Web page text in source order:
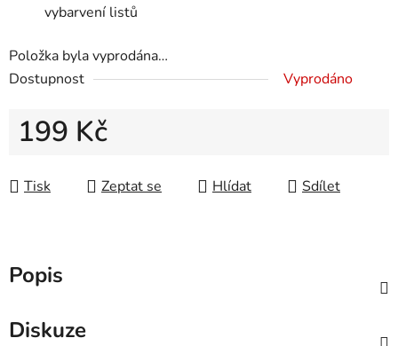
vybarvení listů
Položka byla vyprodána…
Dostupnost
Vyprodáno
199 Kč
Tisk
Zeptat se Hlídat Sdílet
Popis
Diskuze